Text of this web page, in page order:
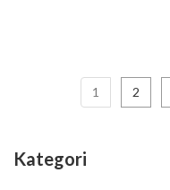
1 2
Kategori